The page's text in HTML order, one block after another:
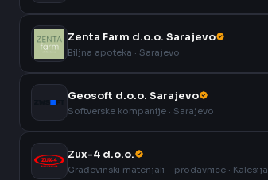
Zenta Farm d.o.o. Sarajevo
Biljna apoteka · Sarajevo
Geosoft d.o.o. Sarajevo
Softverske kompanije · Sarajevo
Zux-4 d.o.o.
Građevinski materijali - prodavnice · Kalesija